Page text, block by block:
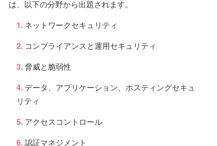
は、以下の分野から出題されます。
ネットワークセキュリティ
コンプライアンスと運用セキュリティ
脅威と脆弱性
データ、アプリケーション、ホスティングセキュ
リティ
アクセスコントロール
認証マネジメント